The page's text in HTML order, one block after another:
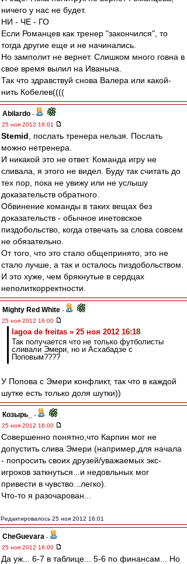
ничего у нас не будет.
НИ - ЧЕ - ГО
Если Романцев как тренер "закончился", то
тогда другие еще и не начинались.
Но замполит не вернет. Слишком много говна в
свое время вылил на Иваныча.
Так что здравствуй снова Валера или какой-
нить Кобелев((((
Abilardo -
25 ноя 2012 16:01
Stemid , послать тренера нельзя. Послать
можно нетренера.
И никакой это не ответ. Команда игру не
сливала, я этого не видел. Буду так считать до
тех пор, пока не увижу или не услышу
доказательств обратного.
Обвинение команды в таких вещах без
доказательств - обычное инетовское
пиздобольство, когда отвечать за слова совсем
не обязательно.
От того, что это стало общепринято, это не
стало лучше, а так и осталось пиздобольством.
И это хуже, чем брякнутые в сердцах
неполиткорректности.
Mighty Red White -
25 ноя 2012 16:00
lagoa de freitas » 25 ноя 2012 16:18
Так получается что не только футболисты
сливали Эмери, но и Асхабадзе с
Поповым????
У Попова с Эмери конфликт, так что в каждой
шутке есть только доля шутки))
Козырь_
-
25 ноя 2012 16:00
Совершенно понятно,что Карпин мог не
допустить слива Эмери (например,для начала
- попросить своих друзей/уважаемых экс-
игроков заткнуться...и недовльных мог
привести в чувство...легко).
Что-то я разочарован...
Редактировалось 25 ноя 2012 16:01
CheGuevara -
25 ноя 2012 16:00
Да уж... 6-7 в таблице... 5-6 по финансам... Но